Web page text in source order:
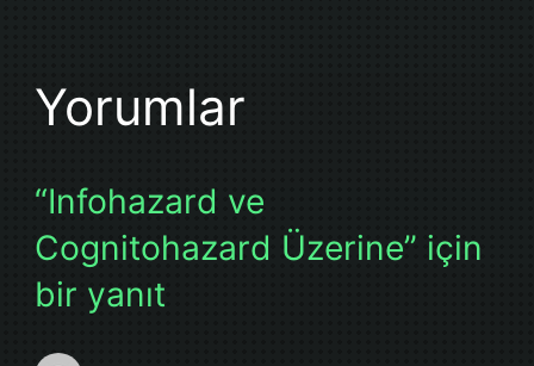
Yorumlar
“Infohazard ve
Cognitohazard Üzerine” için
bir yanıt